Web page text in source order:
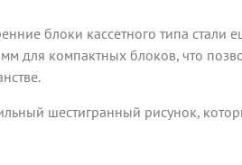
блоки кассетного типа
для компактных блоков, что
шестигранный рисунок,